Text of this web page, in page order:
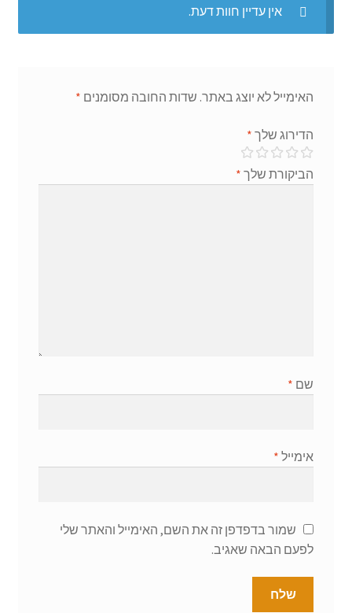
אין עדיין חוות דעת.
האימייל לא יוצג באתר. שדות החובה מסומנים *
הדירוג שלך *
הביקורת שלך *
שם *
אימייל *
שמור בדפדפן זה את השם, האימייל והאתר שלי
לפעם הבאה שאגיב.